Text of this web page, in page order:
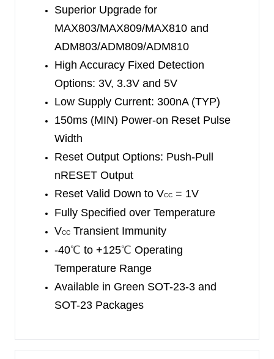
push-pull nRESET output and the SGM810B has
an active-high push-pull RESET output. These
devices provide five reset threshold voltage
options for 3V, 3.3V and 5V voltage monitoring.
The devices all have a low quiescent current of
300nA (TYP). And the glitch immunity within the
reset comparator protects it from fast transients
The SGM803B, SGM809B and SGM810B are
available in Green SOT-23-3 and SOT-23
packages. They operates over a junction
temperature range of -40℃to +125
Superior Upgrade for
MAX803/MAX809/MAX810 and
ADM803/ADM809/ADM810
High Accuracy Fixed Detection
Options: 3V, 3.3V and 5V
Low Supply Current: 300nA (TYP)
150ms (MIN) Power-on Reset Pulse
Width
Reset Output Options: Push-Pull
nRESET Output
Reset Valid Down to VCC = 1V
Fully Specified over Temperature
VCC Transient Immunity
-40℃ to +125℃ Operating
Temperature Range
Available in Green SOT-23-3 and
SOT-23 Packages